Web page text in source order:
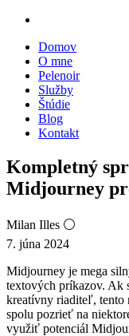
Domov
O mne
Pelenoir
Služby
Štúdie
Blog
Kontakt
Kompletný
Midjourney
Milan Illes ⚪
7. júna 2024
Midjourney je mega
textových príkazov. Ak
kreatívny riaditeľ, tento
spolu pozrieť na
využiť potenciál